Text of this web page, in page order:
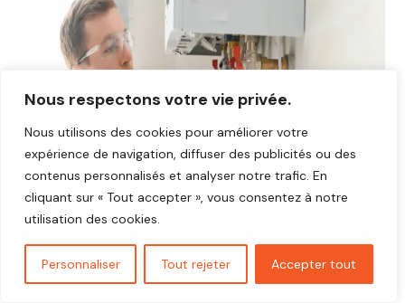
Nous respectons votre vie privée.
Nous utilisons des cookies pour améliorer votre
expérience de navigation, diffuser des publicités ou des
contenus personnalisés et analyser notre trafic. En
cliquant sur « Tout accepter », vous consentez à notre
utilisation des cookies.
Personnaliser Tout rejeter Accepter tout